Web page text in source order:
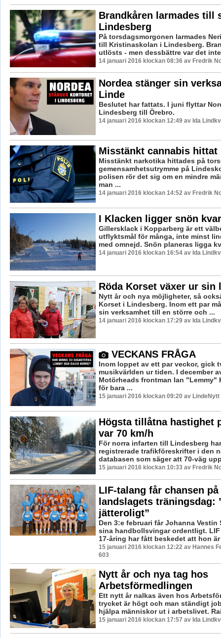
Brandkåren larmades till
Lindesberg
På torsdagsmorgonen larmades
till Kristinaskolan i Lindesberg.
utlösts - men dessbättre var det
14 januari 2016 klockan 08:36 av Fredrik
Nordea stänger sin
Linde
Beslutet har fattats. I juni flyttar
Lindesberg till Örebro.
14 januari 2016 klockan 12:49 av Ida
Misstänkt cannabis hittat
Misstänkt narkotika hittades på
gemensamhetsutrymme på
polisen rör det sig om en mindre
man ...
14 januari 2016 klockan 14:52 av Fredrik
I Klacken ligger snön
Gillersklack i Kopparberg är ett
utflyktsmål för många, inte minst
med omnejd. Snön planeras ligga
14 januari 2016 klockan 16:54 av Ida
Röda Korset växer ur sin
Nytt år och nya möjligheter, så
Korset i Lindesberg. Inom ett par
sin verksamhet till en större och ...
14 januari 2016 klockan 17:29 av Ida
VECKANS FRÅGA
Inom loppet av ett par veckor, gick
musikvärlden ur tiden. I december
Motörheads frontman Ian "Lemmy"
för bara ...
15 januari 2016 klockan 09:20 av LindeNytt
Högsta tillåtna hastighet
var 70 km/h
För norra infarten till Lindesberg
registrerade trafikföreskrifter i den
databasen som säger att 70-väg
15 januari 2016 klockan 10:33 av Fredrik
LIF-talang får chansen på
landslagets träningsdag:
jätteroligt”
Den 3:e februari får Johanna Vestin
sina handbollsvingar ordentligt.
17-åring har fått beskedet att hon
15 januari 2016 klockan 12:22 av Hannes
603
Nytt år och nya tag hos
Arbetsförmedlingen
Ett nytt år nalkas även hos
trycket är högt och man ständigt
hjälpa människor ut i arbetslivet.
15 januari 2016 klockan 17:57 av Ida